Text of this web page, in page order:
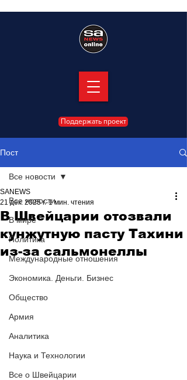
Поддержать проект
Пост
Все новости
В мире
Политика
Международные отношения
Экономика. Деньги. Бизнес
Общество
Армия
Аналитика
Наука и Технологии
Все о Швейцарии
Все новости
В Швейцарии отозвали
кунжутную пасту Тахини
из-за сальмонеллы
SANEWS
21 дек. 2025 г. 1 мин. чтения